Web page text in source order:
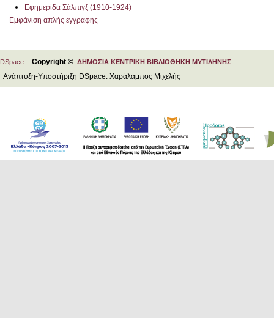
Εφημερίδα Σάλπιγξ (1910-1924)
Εμφάνιση απλής εγγραφής
DSpace - Copyright © ΔΗΜΟΣΙΑ ΚΕΝΤΡΙΚΗ ΒΙΒΛΙΟΘΗΚΗ ΜΥΤΙΛΗΝΗΣ
Ανάπτυξη-Υποστήριξη DSpace: Χαράλαμπος Μιχελής